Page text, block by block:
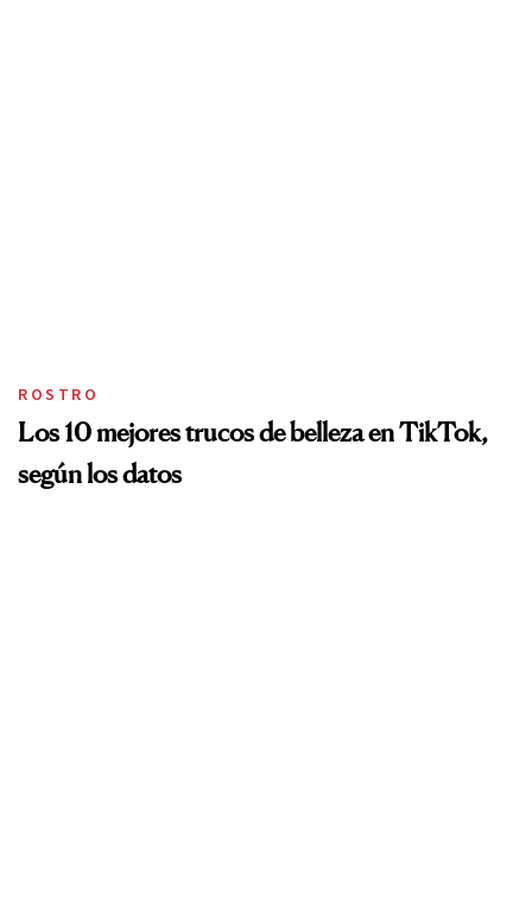
ROSTRO
Los 10 mejores trucos de belleza en TikTok,
según los datos